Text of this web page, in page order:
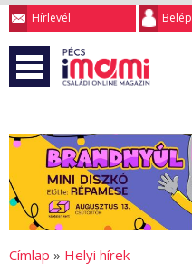
Hírlevél
Címlap » Helyi hírek